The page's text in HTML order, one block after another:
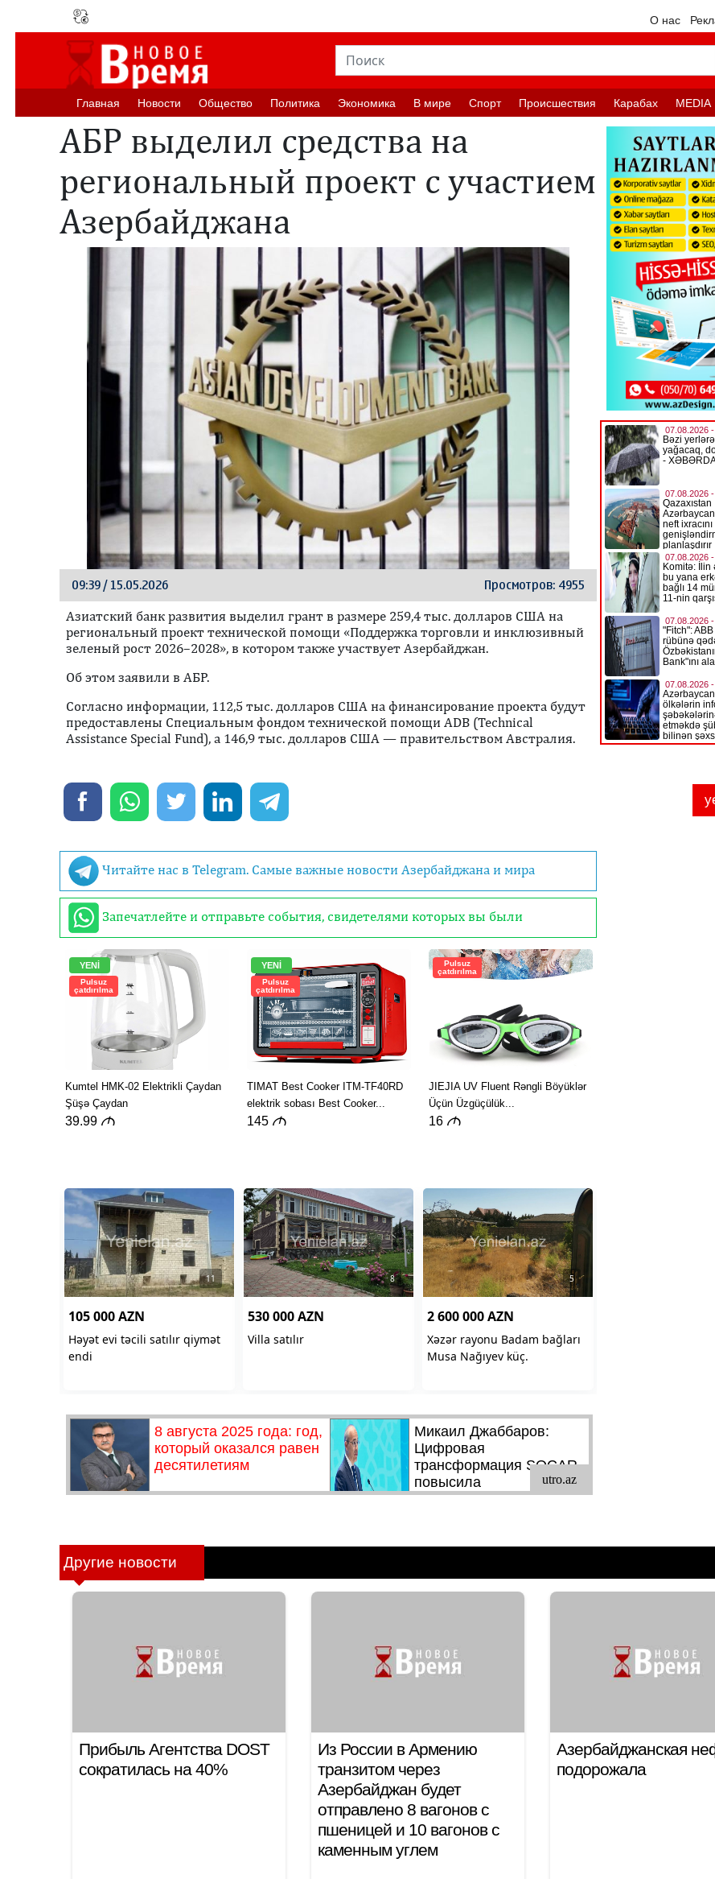
О нас
Главная Новости Oбщество Политика Экономика В мире Спорт Происшествия Карабах MEDIA
АБР выделил средства на
региональный проект с участием
Азербайджана
09:39 / 15.05.2026 Просмотров: 4955
Азиатский банк развития выделил грант в размере 259,4 тыс. долларов США на
региональный проект технической помощи «Поддержка торговли и инклюзивный
зеленый рост 2026–2028», в котором также участвует Азербайджан.
Oб этом заявили в АБР.
Согласно информации, 112,5 тыс. долларов США на финансирование проекта будут
предоставлены Специальным фондом технической помощи ADB (Technical
Assistance Special Fund), а 146,9 тыс. долларов США — правительством Австралия.
Читайте нас в Telegram. Самые важные новости Азербайджана и мира
Запечатлейте и отправьте события, свидетелями которых вы были
Другие новости
Прибыль Агентства DOST
сократилась на 40%
Из России в Армению
транзитом через
Азербайджан будет
отправлено 8 вагонов с
пшеницей и 10 вагонов с
каменным углем
Азербайджанская
подорожала